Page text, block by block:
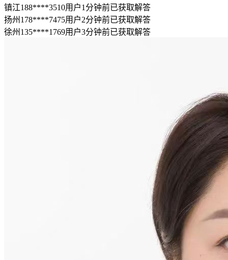
镇江188****3510用户1分钟前已获取解答
扬州178****7475用户2分钟前已获取解答
徐州135****1769用户3分钟前已获取解答